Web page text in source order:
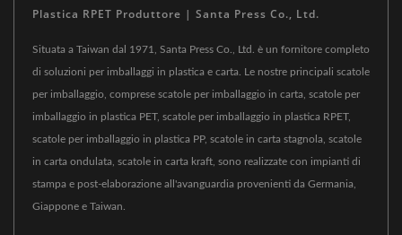
Plastica RPET Produttore | Santa Press Co., Ltd.
Situata a Taiwan dal 1971, Santa Press Co., Ltd. è un fornitore completo
di soluzioni per imballaggi in plastica e carta. Le nostre principali scatole
per imballaggio, comprese scatole per imballaggio in carta, scatole per
imballaggio in plastica PET, scatole per imballaggio in plastica RPET,
scatole per imballaggio in plastica PP, scatole in carta stagnola, scatole
in carta ondulata, scatole in carta kraft, sono realizzate con impianti di
stampa e post-elaborazione all'avanguardia provenienti da Germania,
Giappone e Taiwan.